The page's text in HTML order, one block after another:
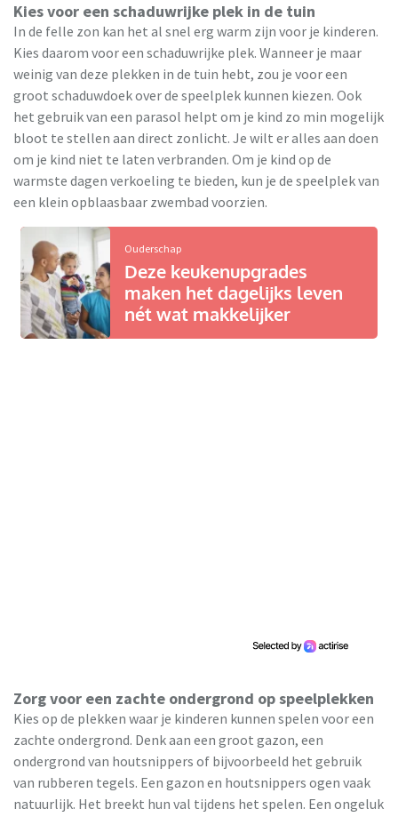
Kies voor een schaduwrijke plek in de tuin
In de felle zon kan het al snel erg warm zijn voor je kinderen.
Kies daarom voor een schaduwrijke plek. Wanneer je maar
weinig van deze plekken in de tuin hebt, zou je voor een
groot schaduwdoek over de speelplek kunnen kiezen. Ook
het gebruik van een parasol helpt om je kind zo min mogelijk
bloot te stellen aan direct zonlicht. Je wilt er alles aan doen
om je kind niet te laten verbranden. Om je kind op de
warmste dagen verkoeling te bieden, kun je de speelplek van
een klein opblaasbaar zwembad voorzien.
Ouderschap
Deze keukenupgrades
maken het dagelijks leven
nét wat makkelijker
Zorg voor een zachte ondergrond op speelplekken
Kies op de plekken waar je kinderen kunnen spelen voor een
zachte ondergrond. Denk aan een groot gazon, een
ondergrond van houtsnippers of bijvoorbeeld het gebruik
van rubberen tegels. Een gazon en houtsnippers ogen vaak
natuurlijk. Het breekt hun val tijdens het spelen. Een ongeluk